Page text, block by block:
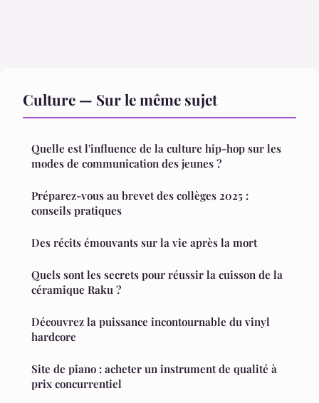
Culture — Sur le même sujet
Quelle est l'influence de la culture hip-hop sur les
modes de communication des jeunes ?
Préparez-vous au brevet des collèges 2025 :
conseils pratiques
Des récits émouvants sur la vie après la mort
Quels sont les secrets pour réussir la cuisson de la
céramique Raku ?
Découvrez la puissance incontournable du vinyl
hardcore
Site de piano : acheter un instrument de qualité à
prix concurrentiel